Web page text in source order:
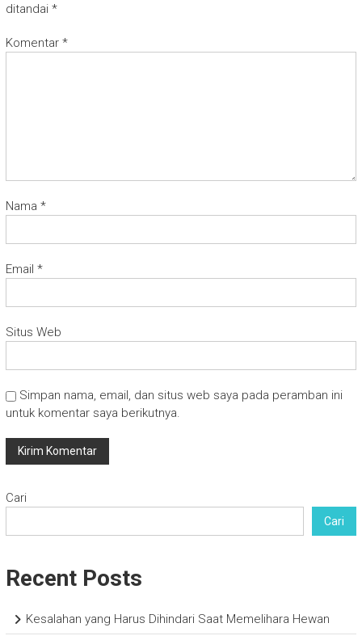
ditandai *
Komentar *
Nama *
Email *
Situs Web
Simpan nama, email, dan situs web saya pada peramban ini
untuk komentar saya berikutnya.
Cari
Cari
Recent Posts
Kesalahan yang Harus Dihindari Saat Memelihara Hewan